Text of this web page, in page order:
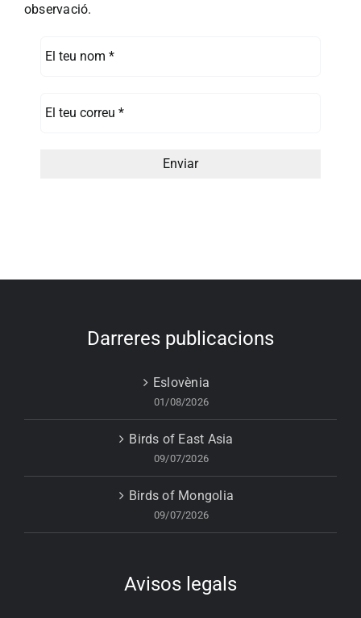
observació.
Darreres publicacions
Eslovènia
01/08/2026
Birds of East Asia
09/07/2026
Birds of Mongolia
09/07/2026
Avisos legals